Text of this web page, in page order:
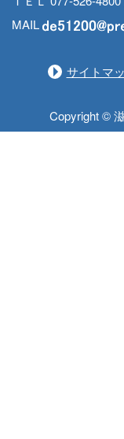
MAIL
サイトマ
Copyright ©